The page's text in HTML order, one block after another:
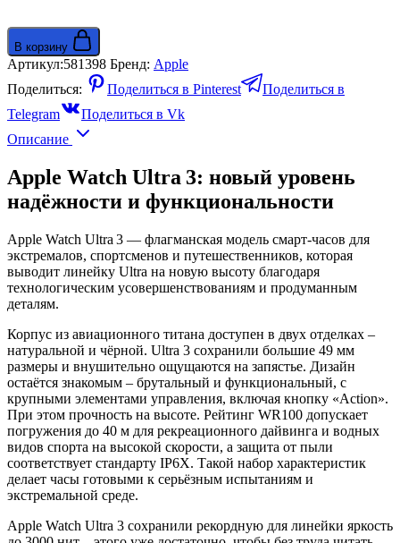
В корзину
Артикул:581398 Бренд: Apple
Поделиться:
Поделиться в Pinterest
Поделиться в
Telegram
Поделиться в Vk
Описание
Apple Watch Ultra 3: новый уровень
надёжности и функциональности
Apple Watch Ultra 3 — флагманская модель смарт‑часов для
экстремалов, спортсменов и путешественников, которая
выводит линейку Ultra на новую высоту благодаря
технологическим усовершенствованиям и продуманным
деталям.
Корпус из авиационного титана доступен в двух отделках –
натуральной и чёрной. Ultra 3 сохранили большие 49 мм
размеры и внушительно ощущаются на запястье. Дизайн
остаётся знакомым – брутальный и функциональный, с
крупными элементами управления, включая кнопку «Action».
При этом прочность на высоте. Рейтинг WR100 допускает
погружения до 40 м для рекреационного дайвинга и водных
видов спорта на высокой скорости, а защита от пыли
соответствует стандарту IP6X. Такой набор характеристик
делает часы готовыми к серьёзным испытаниям и
экстремальной среде.
Apple Watch Ultra 3 сохранили рекордную для линейки яркость